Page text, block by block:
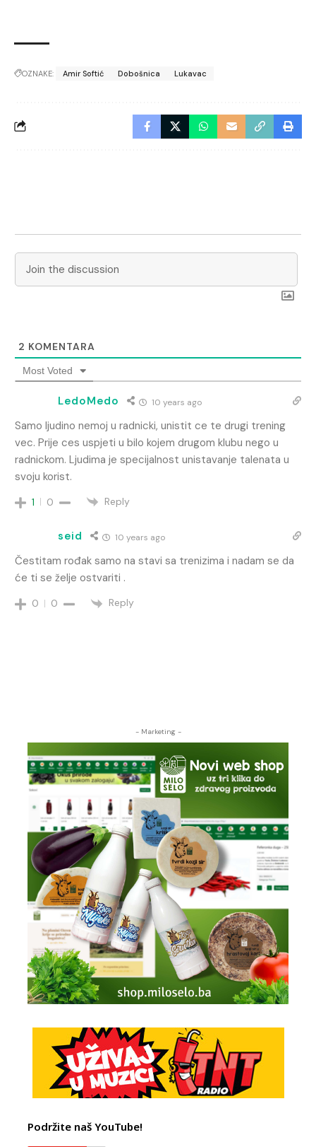
OZNAKE: Amir Softić Dobošnica Lukavac
2 KOMENTARA
Most Voted
LedoMedo 10 years ago
Samo ljudino nemoj u radnicki, unistit ce te drugi trening
vec. Prije ces uspjeti u bilo kojem drugom klubu nego u
radnickom. Ljudima je specijalnost unistavanje talenata u
svoju korist.
1 0 Reply
seid 10 years ago
Čestitam rođak samo na stavi sa trenizima i nadam se da
će ti se želje ostvariti .
0 0 Reply
- Marketing -
Podržite naš YouTube!